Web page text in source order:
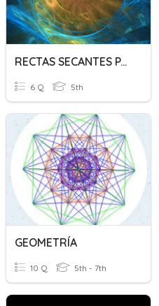
RECTAS SECANTES PARALELAS PERPENDICULARES
6 Q 5th
GEOMETRÍA
10 Q 5th - 7th